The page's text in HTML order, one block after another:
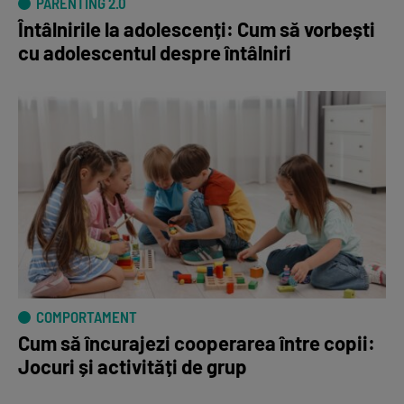
Întâlnirile la adolescenți: Cum să vorbești
cu adolescentul despre întâlniri
COMPORTAMENT
Cum să încurajezi cooperarea între copii:
Jocuri și activități de grup